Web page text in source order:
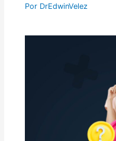
Por DrEdwinVelez